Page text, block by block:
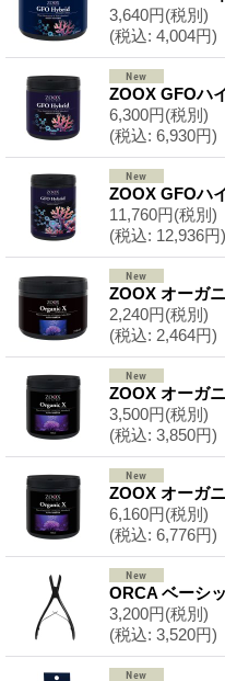
3,640円(税別)
(税込: 4,004円)
ZOOX GFOハ
6,300円(税別)
(税込: 6,930円)
ZOOX GFOハ
11,760円(税別)
(税込: 12,936円)
ZOOX オーガ
2,240円(税別)
(税込: 2,464円)
ZOOX オーガ
3,500円(税別)
(税込: 3,850円)
ZOOX オーガ
6,160円(税別)
(税込: 6,776円)
ORCA ベーシ
3,200円(税別)
(税込: 3,520円)